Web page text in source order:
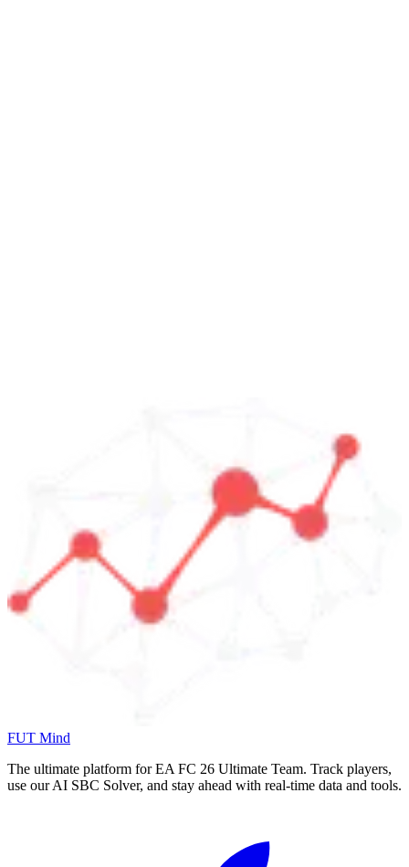
FUT Mind
The ultimate platform for EA FC 26 Ultimate Team. Track players,
use our AI SBC Solver, and stay ahead with real-time data and tools.